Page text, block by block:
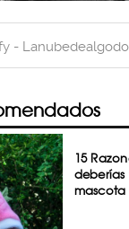
-
15
mascota